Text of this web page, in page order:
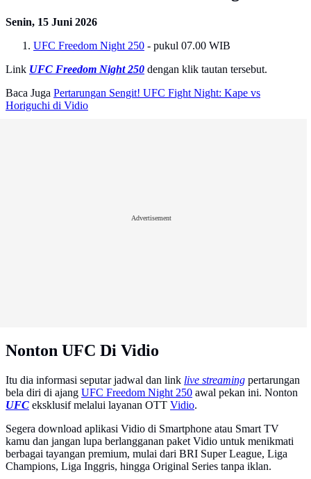
Senin, 15 Juni 2026
UFC Freedom Night 250 - pukul 07.00 WIB
Link UFC Freedom Night 250 dengan klik tautan tersebut.
Baca Juga Pertarungan Sengit! UFC Fight Night: Kape vs
Horiguchi di Vidio
Advertisement
Nonton UFC Di Vidio
Itu dia informasi seputar jadwal dan link live streaming pertarungan
bela diri di ajang UFC Freedom Night 250 awal pekan ini. Nonton
UFC eksklusif melalui layanan OTT Vidio.
Segera download aplikasi Vidio di Smartphone atau Smart TV
kamu dan jangan lupa berlangganan paket Vidio untuk menikmati
berbagai tayangan premium, mulai dari BRI Super League, Liga
Champions, Liga Inggris, hingga Original Series tanpa iklan.